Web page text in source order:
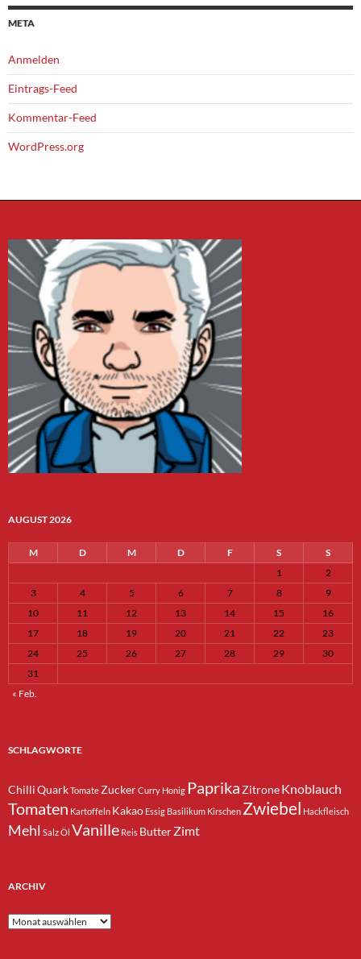
META
Anmelden
Eintrags-Feed
Kommentar-Feed
WordPress.org
AUGUST 2026
M D M D F S
S
1
2
3
4 5 6 7 8
9
10
11 12 13 14 15
16
17
18 19 20 21 22
23
24
25 26 27 28 29
30
31
« Feb.
SCHLAGWORTE
ChilliQuarkTomateZuckerCurry Honig PaprikaZitroneKnoblauch
Tomaten Kartoffeln Kakao Essig Basilikum Kirschen Zwiebel Hackfleisch
Mehl SalzÖl Vanille Reis ButterZimt
ARCHIV
Archiv